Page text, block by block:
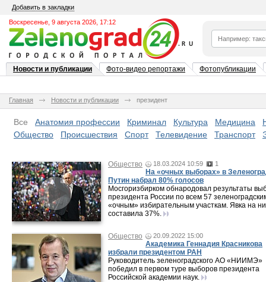
Добавить в закладки
Воскресенье, 9 августа 2026, 17:12
Новости и публикации Фото-видео репортажи Фотопубликации
Главная Новости и публикации президент
Все Анатомия профессии Криминал Культура Медицина
Общество
Происшествия Спорт Телевидение Транспорт
Общество 18.03.2024 10:59 1
На «очных выборах» в
Путин набрал 80% голосов
Мосгоризбирком обнародовал результаты
президента России по всем 57
«очным» избирательным участкам. Явка на
составила 37%.
Общество 20.09.2022 15:00
Академика Геннадия Красникова
избрали президентом РАН
Руководитель зеленоградского АО «НИИМЭ»
победил в первом туре выборов президента
Российской академии наук.